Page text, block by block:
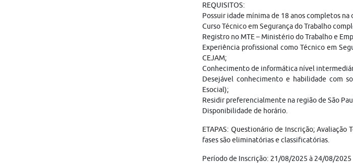
REQUISITOS:
Possuir idade mínima de 18 anos completos
Curso Técnico em Segurança do Trabalho
Registro no MTE – Ministério do Trabalho e
Experiência profissional como Técnico em
CEJAM;
Conhecimento de informática nível
Desejável conhecimento e habilidade com
Esocial);
Residir preferencialmente na região de São
Disponibilidade de horário.
ETAPAS: Questionário de Inscrição;
fases são eliminatórias e classificatórias.
Período de Inscrição: 21/08/2025 à 24/08/2025